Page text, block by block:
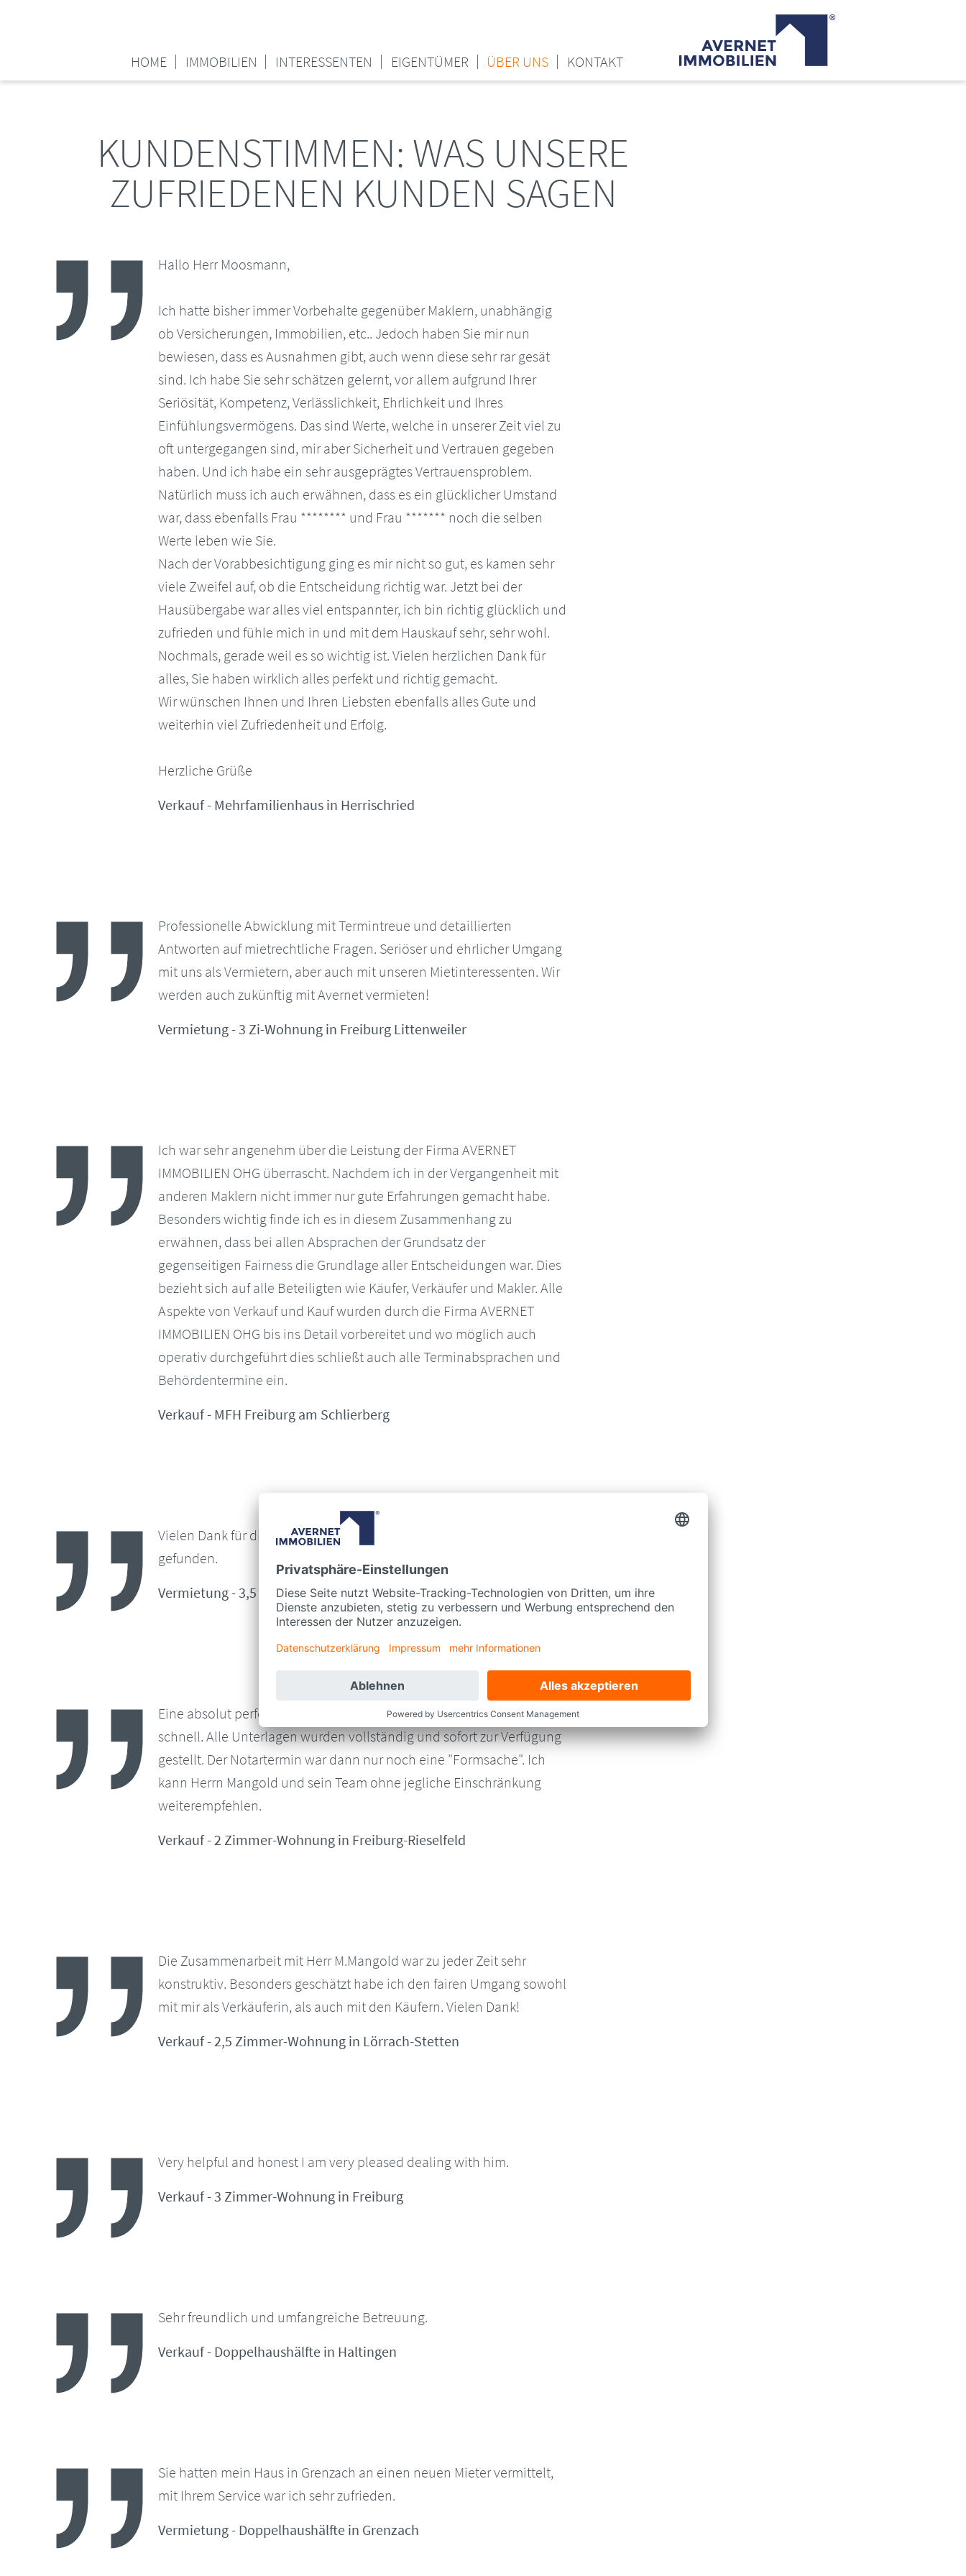
HOME IMMOBILIEN INTERESSENTEN EIGENTÜMER ÜBER UNS KONTAKT
KUNDENSTIMMEN: WAS UNSERE
ZUFRIEDENEN KUNDEN SAGEN
Hallo Herr Moosmann,
Ich hatte bisher immer Vorbehalte gegenüber Maklern, unabhängig
ob Versicherungen, Immobilien, etc.. Jedoch haben Sie mir nun
bewiesen, dass es Ausnahmen gibt, auch wenn diese sehr rar gesät
sind. Ich habe Sie sehr schätzen gelernt, vor allem aufgrund Ihrer
Seriösität, Kompetenz, Verlässlichkeit, Ehrlichkeit und Ihres
Einfühlungsvermögens. Das sind Werte, welche in unserer Zeit viel zu
oft untergegangen sind, mir aber Sicherheit und Vertrauen gegeben
haben. Und ich habe ein sehr ausgeprägtes Vertrauensproblem.
Natürlich muss ich auch erwähnen, dass es ein glücklicher Umstand
war, dass ebenfalls Frau ******** und Frau ******* noch die selben
Werte leben wie Sie.
Nach der Vorabbesichtigung ging es mir nicht so gut, es kamen sehr
viele Zweifel auf, ob die Entscheidung richtig war. Jetzt bei der
Hausübergabe war alles viel entspannter, ich bin richtig glücklich und
zufrieden und fühle mich in und mit dem Hauskauf sehr, sehr wohl.
Nochmals, gerade weil es so wichtig ist. Vielen herzlichen Dank für
alles, Sie haben wirklich alles perfekt und richtig gemacht.
Wir wünschen Ihnen und Ihren Liebsten ebenfalls alles Gute und
weiterhin viel Zufriedenheit und Erfolg.
Herzliche Grüße
Verkauf - Mehrfamilienhaus in Herrischried
Professionelle Abwicklung mit Termintreue und detaillierten
Antworten auf mietrechtliche Fragen. Seriöser und ehrlicher Umgang
mit uns als Vermietern, aber auch mit unseren Mietinteressenten. Wir
werden auch zukünftig mit Avernet vermieten!
Vermietung - 3 Zi-Wohnung in Freiburg Littenweiler
Ich war sehr angenehm über die Leistung der Firma AVERNET
IMMOBILIEN OHG überrascht. Nachdem ich in der Vergangenheit mit
anderen Maklern nicht immer nur gute Erfahrungen gemacht habe.
Besonders wichtig finde ich es in diesem Zusammenhang zu
erwähnen, dass bei allen Absprachen der Grundsatz der
gegenseitigen Fairness die Grundlage aller Entscheidungen war. Dies
bezieht sich auf alle Beteiligten wie Käufer, Verkäufer und Makler. Alle
Aspekte von Verkauf und Kauf wurden durch die Firma AVERNET
IMMOBILIEN OHG bis ins Detail vorbereitet und wo möglich auch
operativ durchgeführt dies schließt auch alle Terminabsprachen und
Behördentermine ein.
Verkauf - MFH Freiburg am Schlierberg
Vielen Dank für die tolle Präsentation. Sie haben tolle Mieter für uns
gefunden.
Vermietung - 3,5 Zi-Wohnung in Waltershofen
Eine absolut perfekte Abwicklung: freundlich, kompetent, zuverlässig,
schnell. Alle Unterlagen wurden vollständig und sofort zur Verfügung
gestellt. Der Notartermin war dann nur noch eine "Formsache". Ich
kann Herrn Mangold und sein Team ohne jegliche Einschränkung
weiterempfehlen.
Verkauf - 2 Zimmer-Wohnung in Freiburg-Rieselfeld
Die Zusammenarbeit mit Herr M.Mangold war zu jeder Zeit sehr
konstruktiv. Besonders geschätzt habe ich den fairen Umgang sowohl
mit mir als Verkäuferin, als auch mit den Käufern. Vielen Dank!
Verkauf - 2,5 Zimmer-Wohnung in Lörrach-Stetten
Very helpful and honest I am very pleased dealing with him.
Verkauf - 3 Zimmer-Wohnung in Freiburg
Sehr freundlich und umfangreiche Betreuung.
Verkauf - Doppelhaushälfte in Haltingen
Sie hatten mein Haus in Grenzach an einen neuen Mieter vermittelt,
mit Ihrem Service war ich sehr zufrieden.
Vermietung - Doppelhaushälfte in Grenzach